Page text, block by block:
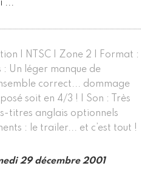
...
| NTSC | Zone 2 | Format :
: Un léger manque de
correct... dommage
soit en 4/3 ! | Son : Très
titres anglais optionnels
: le trailer... et c’est tout !
29 décembre 2001